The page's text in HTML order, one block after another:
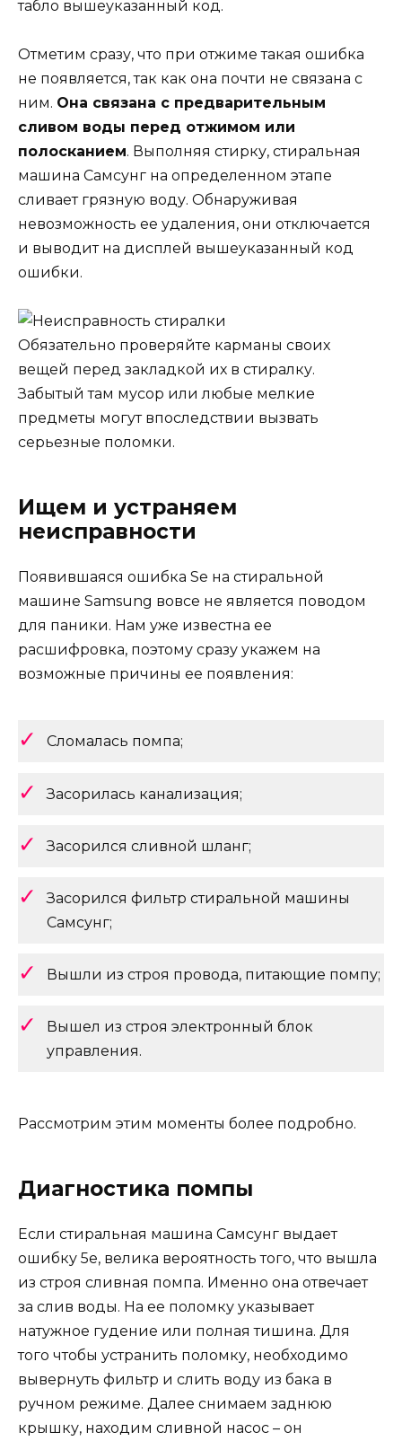
табло вышеуказанный код.
Отметим сразу, что при отжиме такая ошибка
не появляется, так как она почти не связана с
ним. Она связана с предварительным
сливом воды перед отжимом или
полосканием. Выполняя стирку, стиральная
машина Самсунг на определенном этапе
сливает грязную воду. Обнаруживая
невозможность ее удаления, они отключается
и выводит на дисплей вышеуказанный код
ошибки.
Обязательно проверяйте карманы своих
вещей перед закладкой их в стиралку.
Забытый там мусор или любые мелкие
предметы могут впоследствии вызвать
серьезные поломки.
Ищем и устраняем
неисправности
Появившаяся ошибка Se на стиральной
машине Samsung вовсе не является поводом
для паники. Нам уже известна ее
расшифровка, поэтому сразу укажем на
возможные причины ее появления:
Сломалась помпа;
Засорилась канализация;
Засорился сливной шланг;
Засорился фильтр стиральной машины
Самсунг;
Вышли из строя провода, питающие помпу;
Вышел из строя электронный блок
управления.
Рассмотрим этим моменты более подробно.
Диагностика помпы
Если стиральная машина Самсунг выдает
ошибку 5e, велика вероятность того, что вышла
из строя сливная помпа. Именно она отвечает
за слив воды. На ее поломку указывает
натужное гудение или полная тишина. Для
того чтобы устранить поломку, необходимо
вывернуть фильтр и слить воду из бака в
ручном режиме. Далее снимаем заднюю
крышку, находим сливной насос – он